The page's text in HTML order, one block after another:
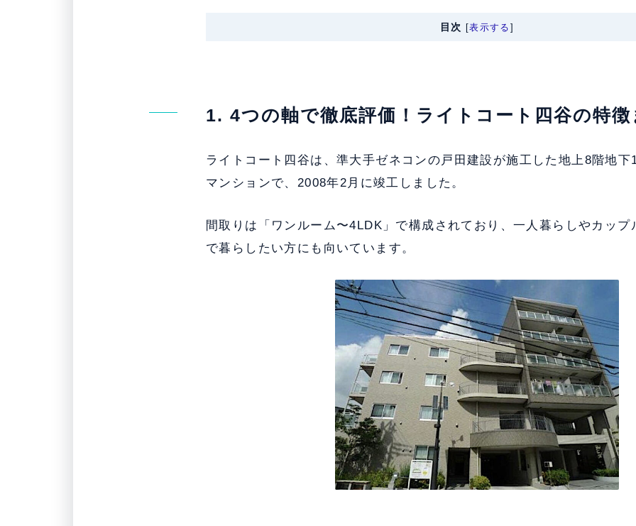
目次 [表示する
1. 4つの軸で徹底評価！ライトコート四谷の特
ライトコート四谷は、準大手ゼネコンの戸田建設が施工した地上8階地
マンションで、2008年2月に竣工しました。
間取りは「ワンルーム〜4LDK」で構成されており、一人暮らしやカップ
で暮らしたい方にも向いています。